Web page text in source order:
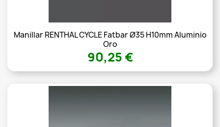
Manillar RENTHAL CYCLE Fatbar Ø35 H10mm Aluminio
Oro
90,25 €